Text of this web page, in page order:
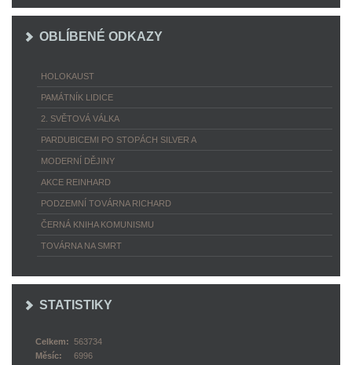
OBLÍBENÉ ODKAZY
HOLOKAUST
PAMÁTNÍK LIDICE
2. SVĚTOVÁ VÁLKA
PARDUBICEMI PO STOPÁCH SILVER A
MODERNÍ DĚJINY
AKCE REINHARD
PODZEMNÍ TOVÁRNA RICHARD
ČERNÁ KNIHA KOMUNISMU
TOVÁRNA NA SMRT
STATISTIKY
Celkem: 563734
Měsíc:
6996